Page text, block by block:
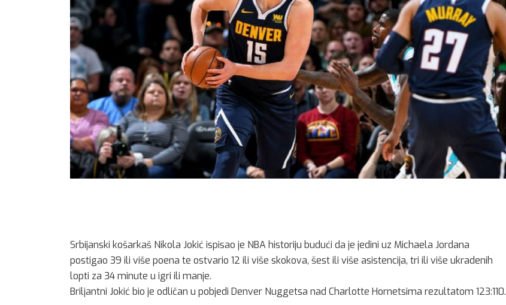
Srbijanski košarkaš Nikola Jokić ispisao je NBA historiju budući da je jedini uz Michaela Jordana
postigao 39 ili više poena te ostvario 12 ili više skokova, šest ili više asistencija, tri ili više ukradenih
lopti za 34 minute u igri ili manje.
Briljantni Jokić bio je odličan u pobjedi Denver Nuggetsa nad Charlotte Hornetsima rezultatom 123:110.